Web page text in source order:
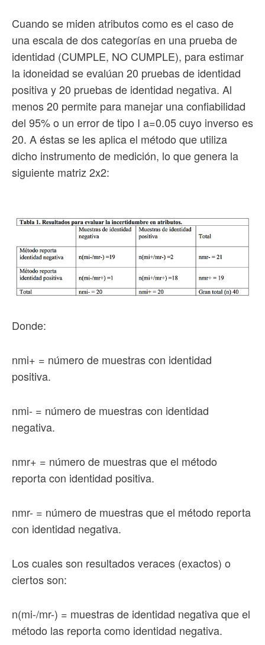
Cuando se miden atributos como es el caso de
una escala de dos categorías en una prueba de
identidad (CUMPLE, NO CUMPLE), para estimar
la idoneidad se evalúan 20 pruebas de identidad
positiva y 20 pruebas de identidad negativa. Al
menos 20 permite para manejar una confiabilidad
del 95% o un error de tipo I a=0.05 cuyo inverso es
20. A éstas se les aplica el método que utiliza
dicho instrumento de medición, lo que genera la
siguiente matriz 2x2:
Donde:
nmi+ = número de muestras con identidad
positiva.
nmi- = número de muestras con identidad
negativa.
nmr+ = número de muestras que el método
reporta con identidad positiva.
nmr- = número de muestras que el método reporta
con identidad negativa.
Los cuales son resultados veraces (exactos) o
ciertos son:
n(mi-/mr-) = muestras de identidad negativa que el
método las reporta como identidad negativa.